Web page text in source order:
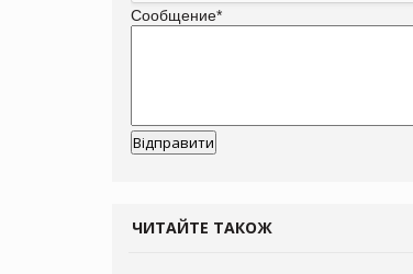
Сообщение*
ЧИТАЙТЕ ТАКОЖ